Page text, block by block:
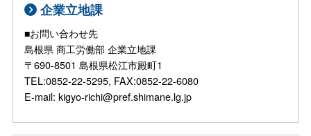
企業立地課
■お問い合わせ先
島根県 商工労働部 企業立地課
〒690-8501 島根県松江市殿町1
TEL:0852-22-5295, FAX:0852-22-6080
E-mail: kigyo-richi@pref.shimane.lg.jp